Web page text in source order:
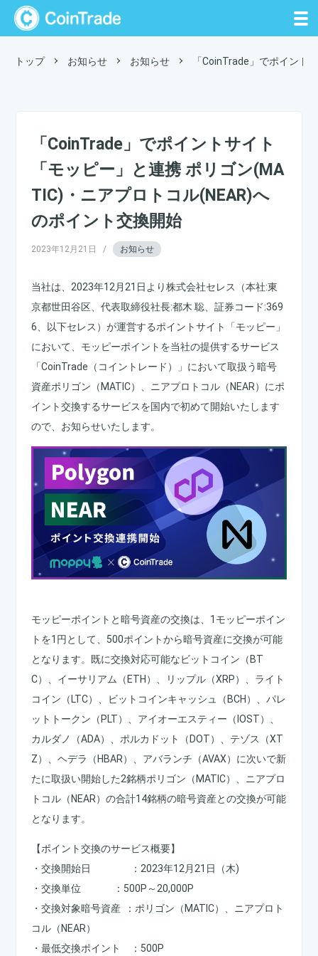
トップ お知らせ お知らせ 「CoinTrade」でポイント
「CoinTrade」でポイントサイト
「モッピー」と連携 ポリゴン(MA
TIC)・ニアプロトコル(NEAR)へ
のポイント交換開始
2023年12月21日 / お知らせ
当社は、2023年12月21日より株式会社セレス（本社:東
京都世田谷区、代表取締役社長:都木 聡、証券コード:369
6、以下セレス）が運営するポイントサイト「モッピー」
において、モッピーポイントを当社の提供するサービス
「CoinTrade（コイントレード）」において取扱う暗号
資産ポリゴン（MATIC）、ニアプロトコル（NEAR）にポ
イント交換するサービスを国内で初めて開始いたします
ので、お知らせいたします。
モッピーポイントと暗号資産の交換は、1モッピーポイン
トを1円として、500ポイントから暗号資産に交換が可能
となります。既に交換対応可能なビットコイン（BT
C）、イーサリアム（ETH）、リップル（XRP）、ライト
コイン（LTC）、ビットコインキャッシュ（BCH）、パレ
ットトークン（PLT）、アイオーエスティー（IOST）、
カルダノ（ADA）、ポルカドット（DOT）、テゾス（XT
Z）、ヘデラ（HBAR）、アバランチ（AVAX）に次いで新
たに取扱い開始した2銘柄ポリゴン（MATIC）、ニアプロ
トコル（NEAR）の合計14銘柄の暗号資産との交換が可能
となります。
【ポイント交換のサービス概要】
・交換開始日 ：2023年12月21日（木)
・交換単位 ：500P～20,000P
・交換対象暗号資産 ：ポリゴン（MATIC）、ニアプロト
コル（NEAR）
・最低交換ポイント ：500P